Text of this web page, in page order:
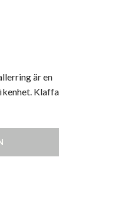
är en
Klaffa